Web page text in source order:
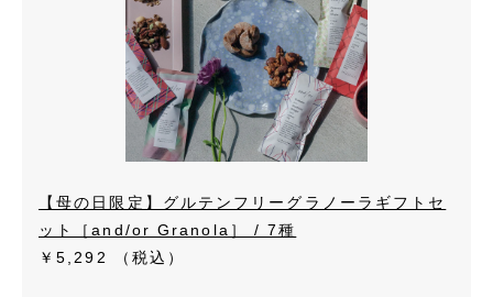
【母の日限定】グルテンフリーグラノーラギフトセ
ット［and/or Granola］ / 7種
￥5,292
（税込）